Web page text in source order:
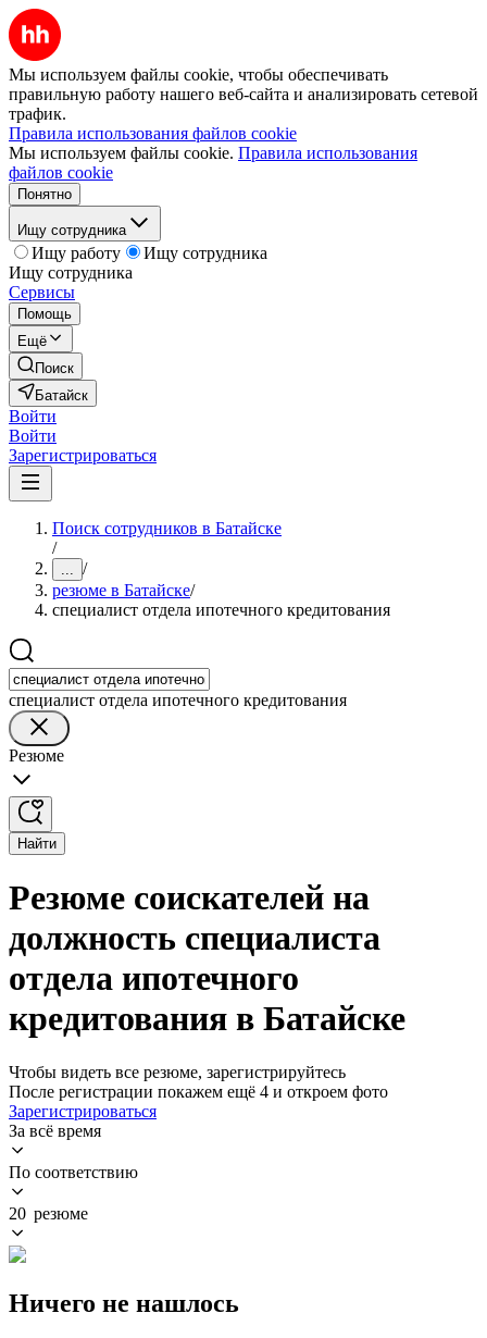
Мы используем файлы cookie, чтобы обеспечивать
правильную работу нашего веб-сайта и анализировать сетевой
трафик.
Правила использования файлов cookie
Мы используем файлы cookie. Правила использования
файлов cookie
Понятно
Ищу сотрудника
Ищу работу
Ищу сотрудника
Ищу сотрудника
Сервисы
Помощь
Ещё
Поиск
Батайск
Войти
Войти
Зарегистрироваться
Поиск сотрудников в Батайске
/
... /
резюме в Батайске/
специалист отдела ипотечного кредитования
специалист отдела ипотечного кредитования
Резюме
Найти
Резюме соискателей на
должность специалиста
отдела ипотечного
кредитования в Батайске
Чтобы видеть все резюме, зарегистрируйтесь
После регистрации покажем ещё 4 и откроем фото
Зарегистрироваться
За всё время
По соответствию
20 резюме
Ничего не нашлось